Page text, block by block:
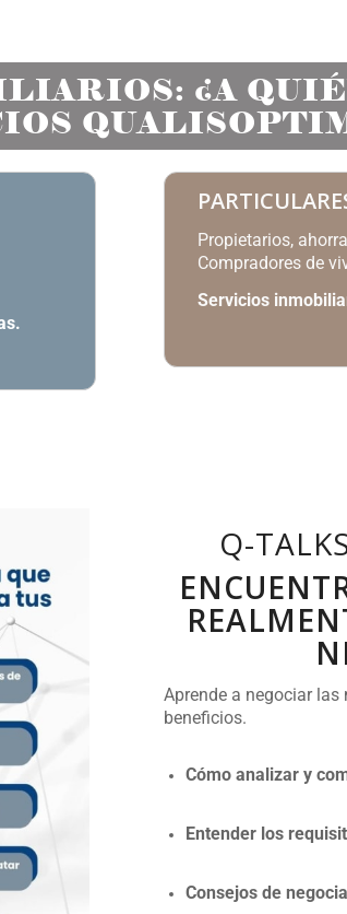
¿A
.
Propietarios,
Compradores de
Servicios
Q-
Aprende a negociar
beneficios.
Cómo analizar y
Entender los
Consejos de